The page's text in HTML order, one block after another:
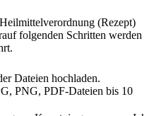
(Rezept)
folgenden Schritten werden
Dateien hochladen.
PNG, PDF-Dateien bis 10